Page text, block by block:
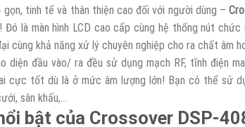
gọn, tinh tế và thân thiện cao đối với người dùng –
là màn hình LCD cao cấp cùng hệ thống nút
cùng khả năng xử lý chuyên nghiệp cho ra chất âm
đầu vào/ ra đều sử dụng mạch RF, tĩnh điện
cực tốt dù là ở mức âm lượng lớn! Bạn có thể sử
sân khấu,…
bật của Crossover DSP-